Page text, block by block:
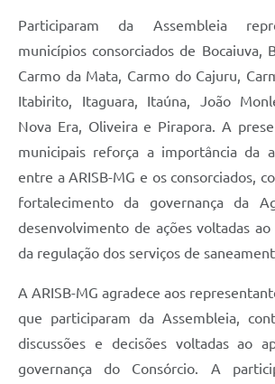
Participaram da Assembleia
municípios consorciados de Bocaiuva,
Carmo da Mata, Carmo do Cajuru,
Itabirito, Itaguara, Itaúna, João
Nova Era, Oliveira e Pirapora. A
municipais reforça a importância da
entre a ARISB-MG e os consorciados,
fortalecimento da governança da
desenvolvimento de ações voltadas
da regulação dos serviços de
A ARISB-MG agradece aos
que participaram da Assembleia,
discussões e decisões voltadas ao
governança do Consórcio. A